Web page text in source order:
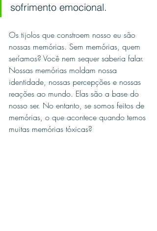
sofrimento emocional.
Os tijolos que constroem nosso eu são
nossas memórias. Sem memórias, quem
seríamos? Você nem sequer saberia falar.
Nossas memórias moldam nossa
identidade, nossas percepções e nossas
reações ao mundo. Elas são a base do
nosso ser. No entanto, se somos feitos de
memórias, o que acontece quando temos
muitas memórias tóxicas?